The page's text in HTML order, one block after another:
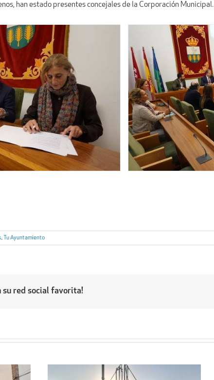
han estado presentes concejales de la Corporación Municipal.
, Tu Ayuntamiento
su red social favorita!